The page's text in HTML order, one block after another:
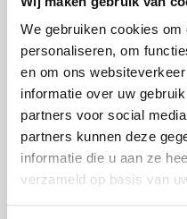
We gebruiken cookies
personaliseren, om
en om ons
informatie over uw
partners voor social
partners kunnen deze
informatie die u aan ze
verzameld op basis van
Betaalgemak
AVIA Card
Het grootste
AVIA Vollenhoven is
hebt met losse
op zoek moest naar
dashboardkastje, is
auto nu volledig